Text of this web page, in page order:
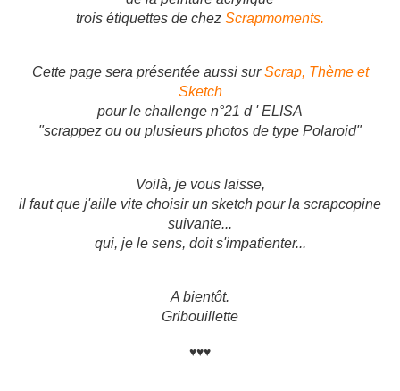
trois étiquettes de chez Scrapmoments.
Cette page sera présentée aussi surScrap, Thème et
Sketch
pour le challenge n°21 d ' ELISA
"scrappez ou ou plusieurs photos de type Polaroid"
Voilà, je vous laisse,
il faut que j'aille vite choisir un sketch pour la scrapcopine
suivante...
qui, je le sens, doit s'impatienter...
A bientôt.
Gribouillette
♥♥♥